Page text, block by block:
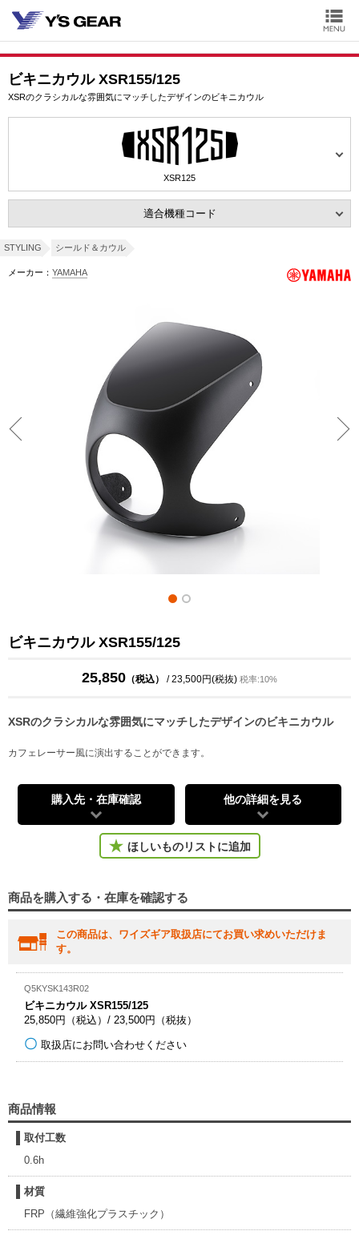
ビキニカウル XSR155/125
XSRのクラシカルな雰囲気にマッチしたデザインのビキニカウル
XSR125
適合機種コード
STYLING シールド＆カウル
メーカー： YAMAHA
ビキニカウル XSR155/125
25,850 （税込） / 23,500円(税抜) 税率:10%
XSRのクラシカルな雰囲気にマッチしたデザインのビキニカウル
カフェレーサー風に演出することができます。
購入先・在庫確認 他の詳細を見る
ほしいものリストに追加
商品を購入する・在庫を確認する
この商品は、ワイズギア取扱店にてお買い求めいただけま
す。
Q5KYSK143R02
ビキニカウル XSR155/125
25,850円（税込）/ 23,500円（税抜）
取扱店にお問い合わせください
商品情報
取付工数
0.6h
材質
FRP（繊維強化プラスチック）